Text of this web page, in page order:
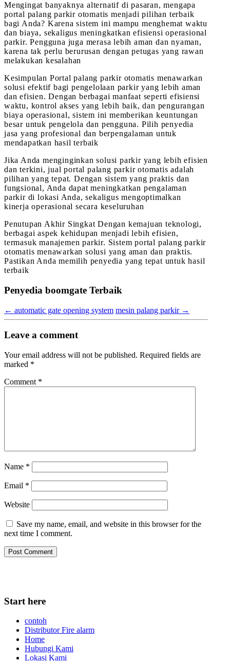
Start here
contoh
Distributor Fire alarm
Home
Hubungi Kami
Lokasi Kami
Mengingat banyaknya alternatif di pasaran, mengapa
portal palang parkir otomatis menjadi pilihan terbaik
bagi Anda? Karena sistem ini mampu menghemat waktu
dan biaya, sekaligus meningkatkan efisiensi operasional
parkir. Pengguna juga merasa lebih aman dan nyaman,
karena tak perlu berurusan dengan petugas yang rawan
melakukan kesalahan
Kesimpulan Portal palang parkir otomatis menawarkan
solusi efektif bagi pengelolaan parkir yang lebih aman
dan efisien. Dengan berbagai manfaat seperti efisiensi
waktu, kontrol akses yang lebih baik, dan pengurangan
biaya operasional, sistem ini memberikan keuntungan
besar untuk pengelola dan pengguna. Pilih penyedia
jasa yang profesional dan berpengalaman untuk
mendapatkan hasil terbaik
Jika Anda menginginkan solusi parkir yang lebih efisien
dan terkini, jual portal palang parkir otomatis adalah
pilihan yang tepat. Dengan sistem yang praktis dan
fungsional, Anda dapat meningkatkan pengalaman
parkir di lokasi Anda, sekaligus mengoptimalkan
kinerja operasional secara keseluruhan
Penutupan Akhir Singkat Dengan kemajuan teknologi,
berbagai aspek kehidupan menjadi lebih efisien,
termasuk manajemen parkir. Sistem portal palang parkir
otomatis menawarkan solusi yang aman dan praktis.
Pastikan Anda memilih penyedia yang tepat untuk hasil
terbaik
Penyedia boomgate Terbaik
← automatic gate opening system mesin palang parkir →
Leave a comment
Your email address will not be published. Required fields are
marked *
Comment *
Name *
Email *
Website
Save my name, email, and website in this browser for the
next time I comment.